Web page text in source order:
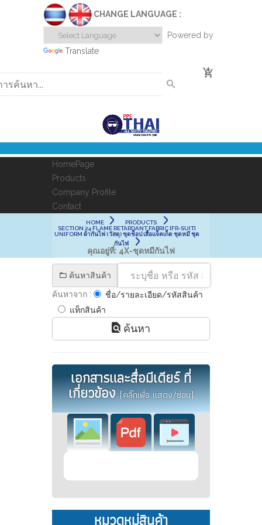
CHANGE LANGUAGE :
Powered by
Translate
0
HomePage
Products
Company Profile
Contact
HOME
PRODUCTS
SECTION 24 FLAME RETARDANT FABRIC [FR-SUIT]
UNIFORM ผ้ากันไฟ (วัสดุ) ชุดช็อป เสื้อแจ็คเก็ต ชุดหมี ชุด
กันไฟ
คุณอยู่ที่: 4X-ชุดหมีกันไฟ
ค้นหาสินค้า
ค้นหาจาก :
ชื่อ/รายละเอียด/รหัสสินค้า
แท็กสินค้า
ค้นหา
เอกสารและสื่อมีเดียร์ ที่
เกี่ยวข้อง(คลิ๊กเพื่อ แสดง/ซ่อน)
หมวดหมู่สินค้า